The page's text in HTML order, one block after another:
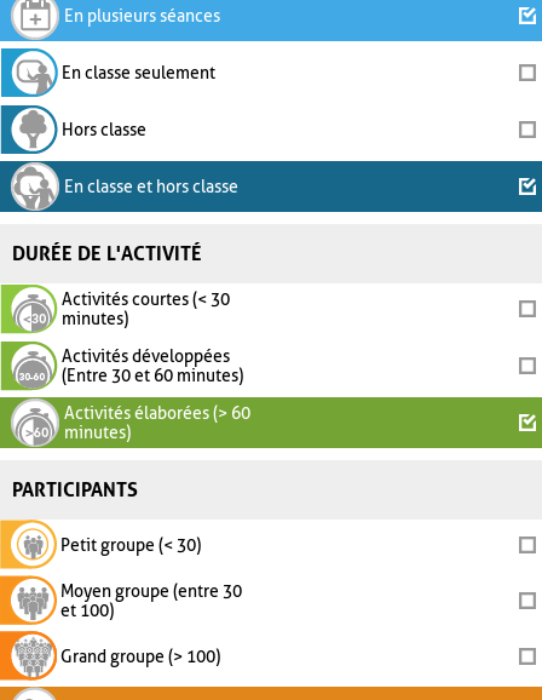
En plusieurs séances
En classe seulement
Hors classe
En classe et hors classe
DURÉE DE L'ACTIVITÉ
Activités courtes (< 30
minutes)
Activités développées
(Entre 30 et 60 minutes)
Activités élaborées (> 60
minutes)
PARTICIPANTS
Petit groupe (< 30)
Moyen groupe (entre 30
et 100)
Grand groupe (> 100)